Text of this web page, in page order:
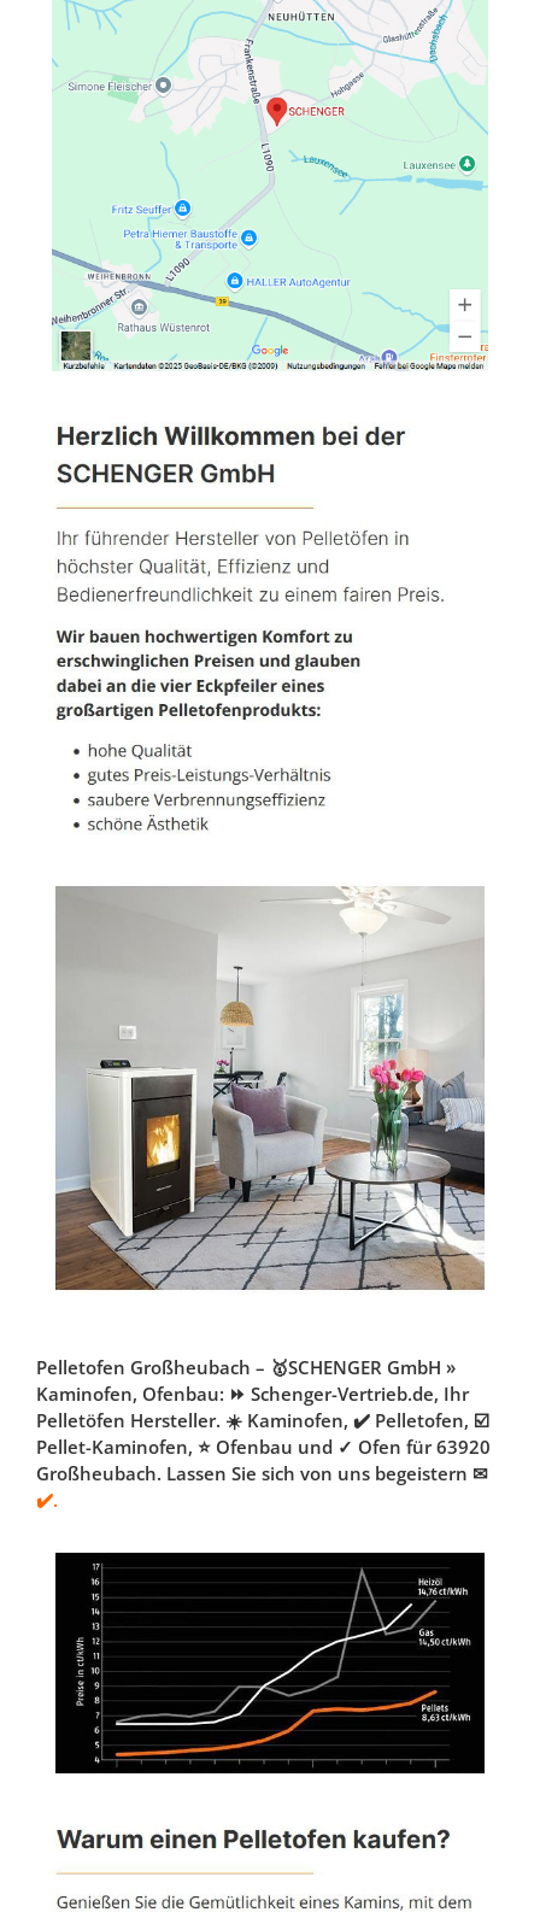
Pelletofen Großheubach – 🥇SCHENGER GmbH »
Kaminofen, Ofenbau: ⏩ Schenger-Vertrieb.de, Ihr
Pelletöfen Hersteller. ☀️ Kaminofen, ✔️ Pelletofen, ☑️
Pellet-Kaminofen, ⭐ Ofenbau und ✓ Ofen für 63920
Großheubach. Lassen Sie sich von uns begeistern ✉
✔️.